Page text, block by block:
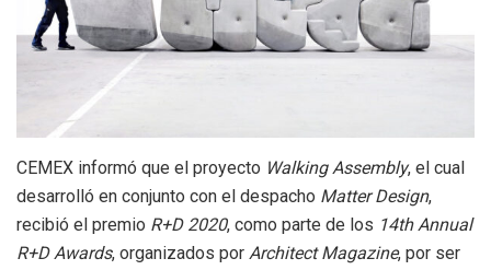
CEMEX informó que el proyecto Walking Assembly, el cual
desarrolló en conjunto con el despacho Matter Design,
recibió el premio R+D 2020, como parte de los 14th Annual
R+D Awards, organizados por Architect Magazine, por ser